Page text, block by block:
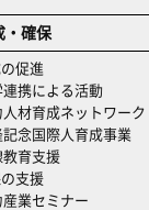
・確保
促進
連携による活動
人材育成ネットワーク
記念国際人育成事業
育支援
支援
産業セミナー